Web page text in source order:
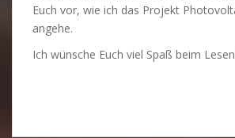
Euch vor, wie ich das Projekt
angehe.
Ich wünsche Euch viel Spaß beim